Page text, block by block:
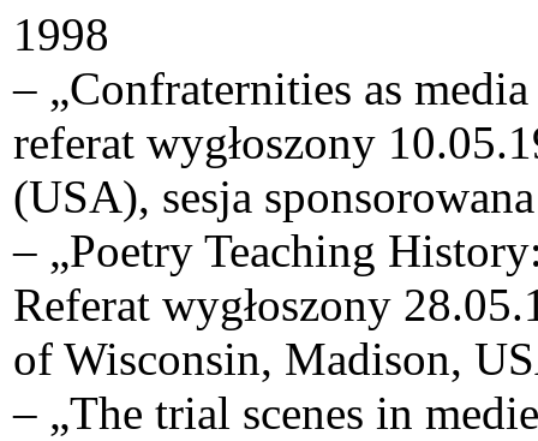
1998
– „Confraternities as
referat wygłoszony
(USA), sesja
– „Poetry Teaching
Referat wygłoszony
of Wisconsin, Madison,
– „The trial scenes in